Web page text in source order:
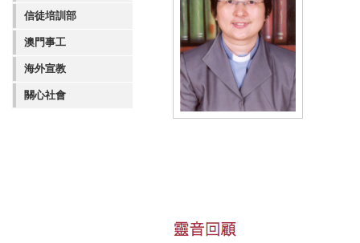
信徒培訓部
澳門事工
海外宣教
關心社會